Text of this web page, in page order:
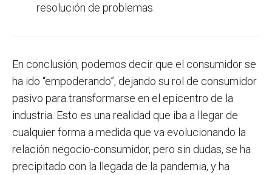
resolución de problemas.
En conclusión, podemos decir que el consumidor se
ha ido “empoderando”, dejando su rol de consumidor
pasivo para transformarse en el epicentro de la
industria. Esto es una realidad que iba a llegar de
cualquier forma a medida que va evolucionando la
relación negocio-consumidor, pero sin dudas, se ha
precipitado con la llegada de la pandemia, y ha